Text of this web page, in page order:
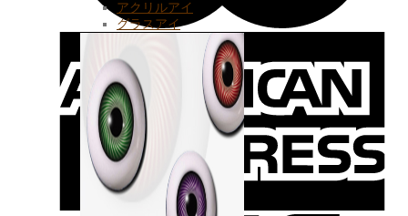
アクリルアイ
グラスアイ